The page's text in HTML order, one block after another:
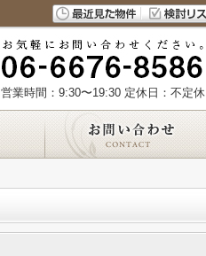
営業時間：9:30〜19:30 定休日：不定休